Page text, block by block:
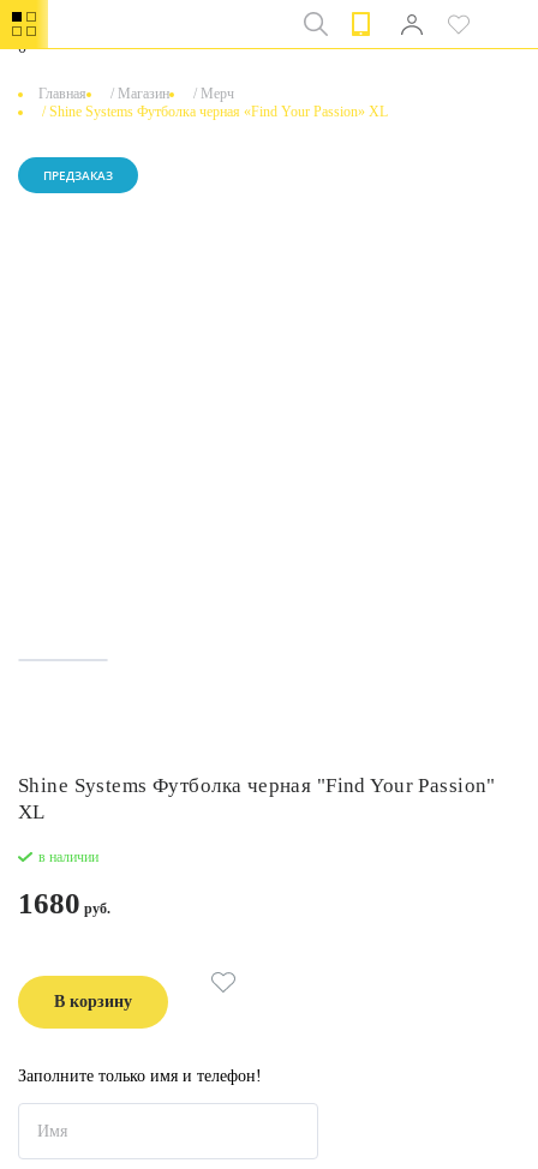
0
Главная / Магазин / Мерч
/Shine Systems Футболка черная «Find Your Passion» XL
ПРЕДЗАКАЗ
Shine Systems Футболка черная "Find Your Passion"
XL
в наличии
1680
В корзину
Заполните только имя и телефон!